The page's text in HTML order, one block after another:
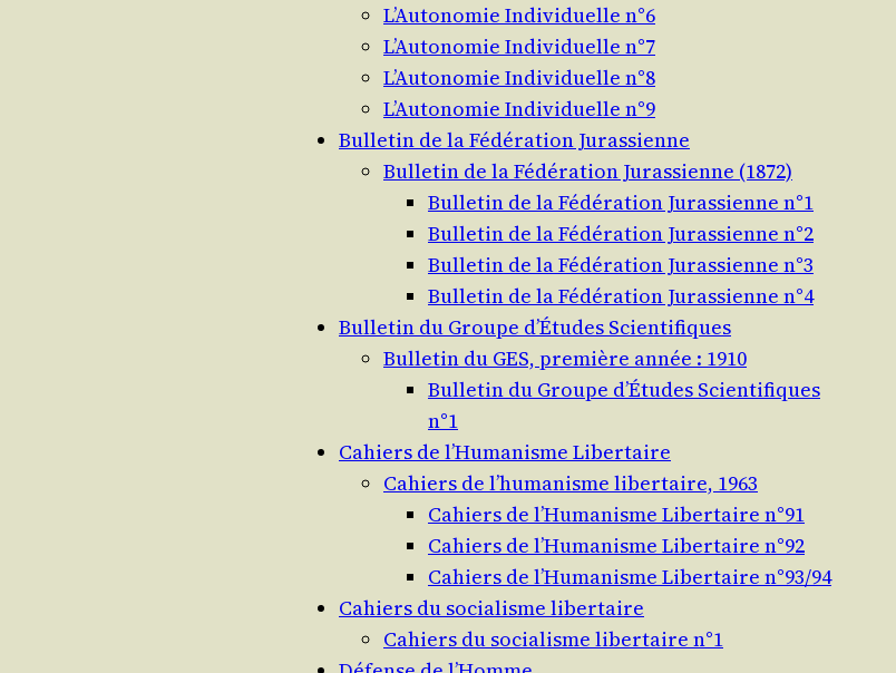
L’Autonomie Individuelle n°6
L’Autonomie Individuelle n°7
L’Autonomie Individuelle n°8
L’Autonomie Individuelle n°9
Bulletin de la Fédération Jurassienne
Bulletin de la Fédération Jurassienne (1872)
Bulletin de la Fédération Jurassienne n°1
Bulletin de la Fédération Jurassienne n°2
Bulletin de la Fédération Jurassienne n°3
Bulletin de la Fédération Jurassienne n°4
Bulletin du Groupe d’Études Scientifiques
Bulletin du GES, première année : 1910
Bulletin du Groupe d’Études Scientifiques
n°1
Cahiers de l’Humanisme Libertaire
Cahiers de l’humanisme libertaire, 1963
Cahiers de l’Humanisme Libertaire n°91
Cahiers de l’Humanisme Libertaire n°92
Cahiers de l’Humanisme Libertaire n°93/94
Cahiers du socialisme libertaire
Cahiers du socialisme libertaire n°1